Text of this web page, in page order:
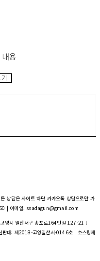
내용
상담은 사이트 하단 카카오톡 상담으로만 가
| 이메일: ssadagun@gmail.com
양시 일산서구 송포로164번길 127-21 l
판매: 제2018-고양일산서-0146호 | 호스팅제